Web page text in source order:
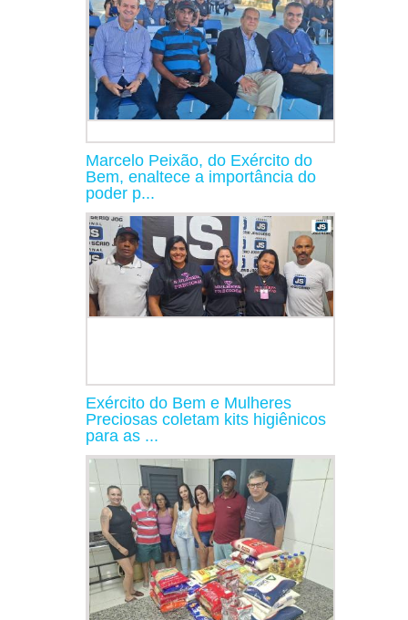
Marcelo Peixão, do Exército do
Bem, enaltece a importância do
poder p...
Exército do Bem e Mulheres
Preciosas coletam kits higiênicos
para as ...